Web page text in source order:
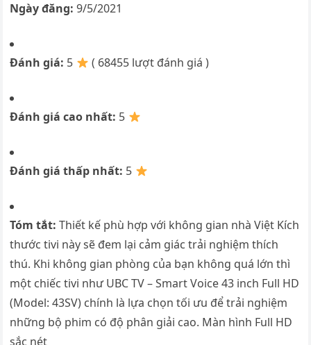
Ngày đăng:9/5/2021
Đánh giá: 5 ( 68455 lượt đánh giá )
Đánh giá cao nhất: 5
Đánh giá thấp nhất: 5
Tóm tắt:Thiết kế phù hợp với không gian nhà Việt Kích
thước tivi này sẽ đem lại cảm giác trải nghiệm thích
thú. Khi không gian phòng của bạn không quá lớn thì
một chiếc tivi như UBC TV – Smart Voice 43 inch Full HD
(Model: 43SV) chính là lựa chọn tối ưu để trải nghiệm
những bộ phim có độ phân giải cao. Màn hình Full HD
sắc nét